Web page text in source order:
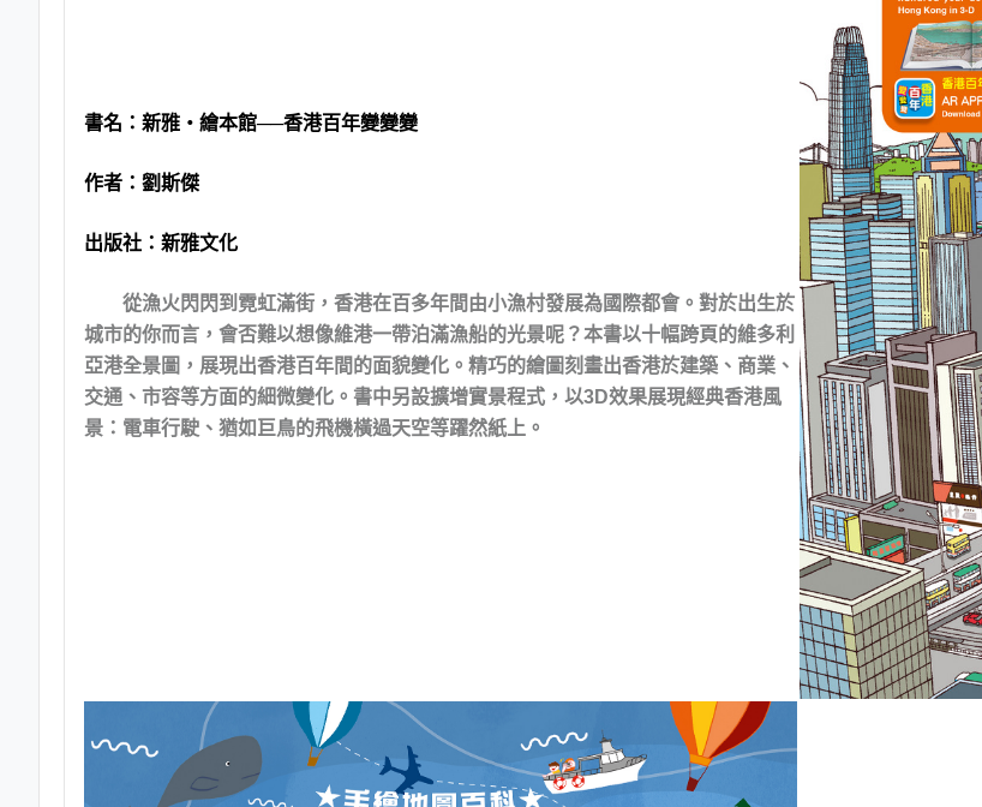
書名： 新雅‧繪本館──香港百年變變變
作者： 劉斯傑
出版社： 新雅文化
從漁火閃閃到霓虹滿街，香港在百多年間由小漁村發展為國際都會。對於出生於
城市的你而言，會否難以想像維港一帶泊滿漁船的光景呢？本書以十幅跨頁的維多利
亞港全景圖，展現出香港百年間的面貌變化。精巧的繪圖刻畫出香港於建築、商業、
交通、市容等方面的細微變化。書中另設擴增實景程式，以3D效果展現經典香港風
景：電車行駛、猶如巨鳥的飛機橫過天空等躍然紙上。